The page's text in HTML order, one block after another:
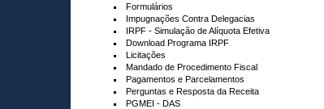
Formulários
Impugnações Contra Delegacias
IRPF - Simulação de Alíquota Efetiva
Download Programa IRPF
Licitações
Mandado de Procedimento Fiscal
Pagamentos e Parcelamentos
Perguntas e Resposta da Receita
PGMEI - DAS